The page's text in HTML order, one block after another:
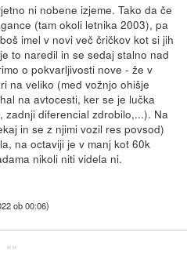
ni nobene izjeme. Tako da če
(tam okoli letnika 2003), pa
imel v novi več čričkov kot si jih
to naredil in se sedaj stalno nad
o pokvarljivosti nove - že v
na veliko (med vožnjo ohišje
na avtocesti, ker se je lučka
diferencial zdrobilo,...). Na
in se z njimi vozil res povsod)
na octaviji je v manj kot 60k
nikoli niti videla ni.
ob 00:06)
»»